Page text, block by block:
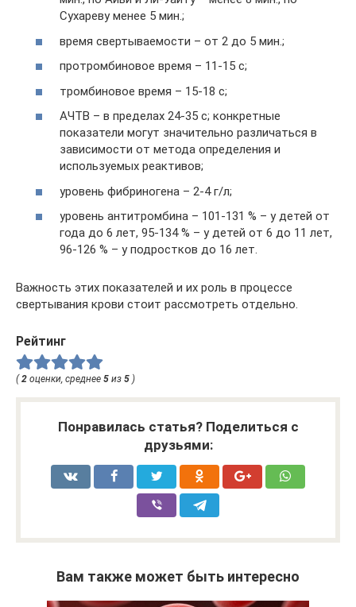
Сухареву менее 5 мин.;
время свертываемости – от 2 до 5 мин.;
протромбиновое время – 11-15 с;
тромбиновое время – 15-18 с;
АЧТВ – в пределах 24-35 с; конкретные
показатели могут значительно различаться в
зависимости от метода определения и
используемых реактивов;
уровень фибриногена – 2-4 г/л;
уровень антитромбина – 101-131 % – у детей от
года до 6 лет, 95-134 % – у детей от 6 до 11 лет,
96-126 % – у подростков до 16 лет.
Важность этих показателей и их роль в процессе
свертывания крови стоит рассмотреть отдельно.
Рейтинг
(2 оценки, среднее 5 из 5 )
Понравилась статья? Поделиться с
друзьями:
Вам также может быть интересно